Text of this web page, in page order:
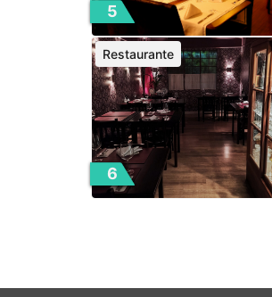
5
6
Restaurante